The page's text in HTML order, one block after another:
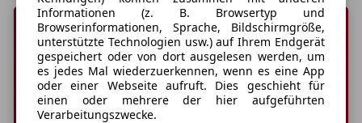
Informationen (z. B. Browsertyp und
Browserinformationen, Sprache, Bildschirmgröße,
unterstützte Technologien usw.) auf Ihrem Endgerät
gespeichert oder von dort ausgelesen werden, um
es jedes Mal wiederzuerkennen, wenn es eine App
oder einer Webseite aufruft. Dies geschieht für
einen oder mehrere der hier aufgeführten
Verarbeitungszwecke.